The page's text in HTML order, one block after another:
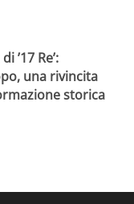
’17 Re’:
una rivincita
storica